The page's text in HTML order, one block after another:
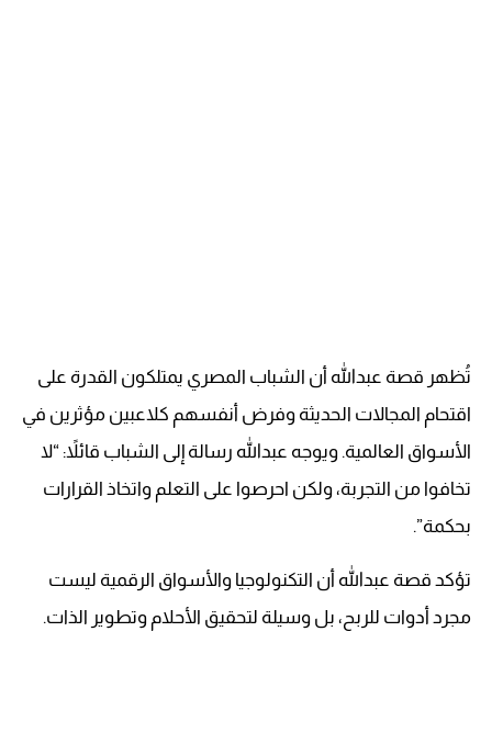
تُظهر قصة عبدالله أن الشباب المصري يمتلكون القدرة على
اقتحام المجالات الحديثة وفرض أنفسهم كلاعبين مؤثرين في
الأسواق العالمية. ويوجه عبدالله رسالة إلى الشباب قائلاً: “لا
تخافوا من التجربة، ولكن احرصوا على التعلم واتخاذ القرارات
بحكمة”.
تؤكد قصة عبدالله أن التكنولوجيا والأسواق الرقمية ليست
مجرد أدوات للربح، بل وسيلة لتحقيق الأحلام وتطوير الذات.